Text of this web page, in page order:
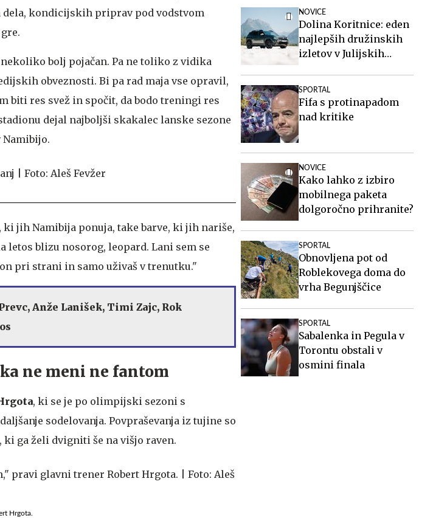
dela, kondicijskih priprav pod vodstvom
bolj pojačan. Pa ne toliko z vidika
obveznosti. Bi pa rad maja vse opravil,
biti res svež in spočit, da bodo treningi res
dejal najboljši skakalec lanske sezone
Namibijo.
jih Namibija ponuja, take barve, ki jih nariše,
letos blizu nosorog, leopard. Lani sem se
pri strani in samo uživaš v trenutku."
Anže Lanišek, Timi Zajc, Rok
ne meni ne fantom
, ki se je po olimpijski sezoni s
sodelovanja. Povpraševanja iz tujine so
ki ga želi dvigniti še na višjo raven.
Hrgota.
NOVICE
Dolina Koritnice: eden
najlepših družinskih
izletov v Julijskih
SPORTAL
Fifa s protinapadom
nad kritike
NOVICE
Kako lahko z izbiro
mobilnega paketa
dolgoročno prihranite?
SPORTAL
Obnovljena pot od
Roblekovega doma do
vrha Begunjščice
SPORTAL
Sabalenka in Pegula v
Torontu obstali v
osmini finala